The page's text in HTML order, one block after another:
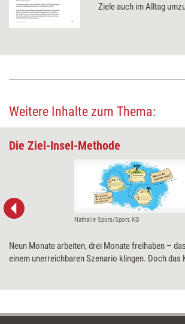
Ziele auch im Alltag
Weitere Inhalte zum Thema:
Die Ziel-Insel-Methode
Nathalie Spors/Spors KG
Neun Monate arbeiten, drei Monate freihaben –
einem unerreichbaren Szenario klingen. Doch das